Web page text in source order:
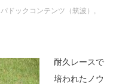
パドックコンテンツ（筑波）
耐久レースで
培われたノウ